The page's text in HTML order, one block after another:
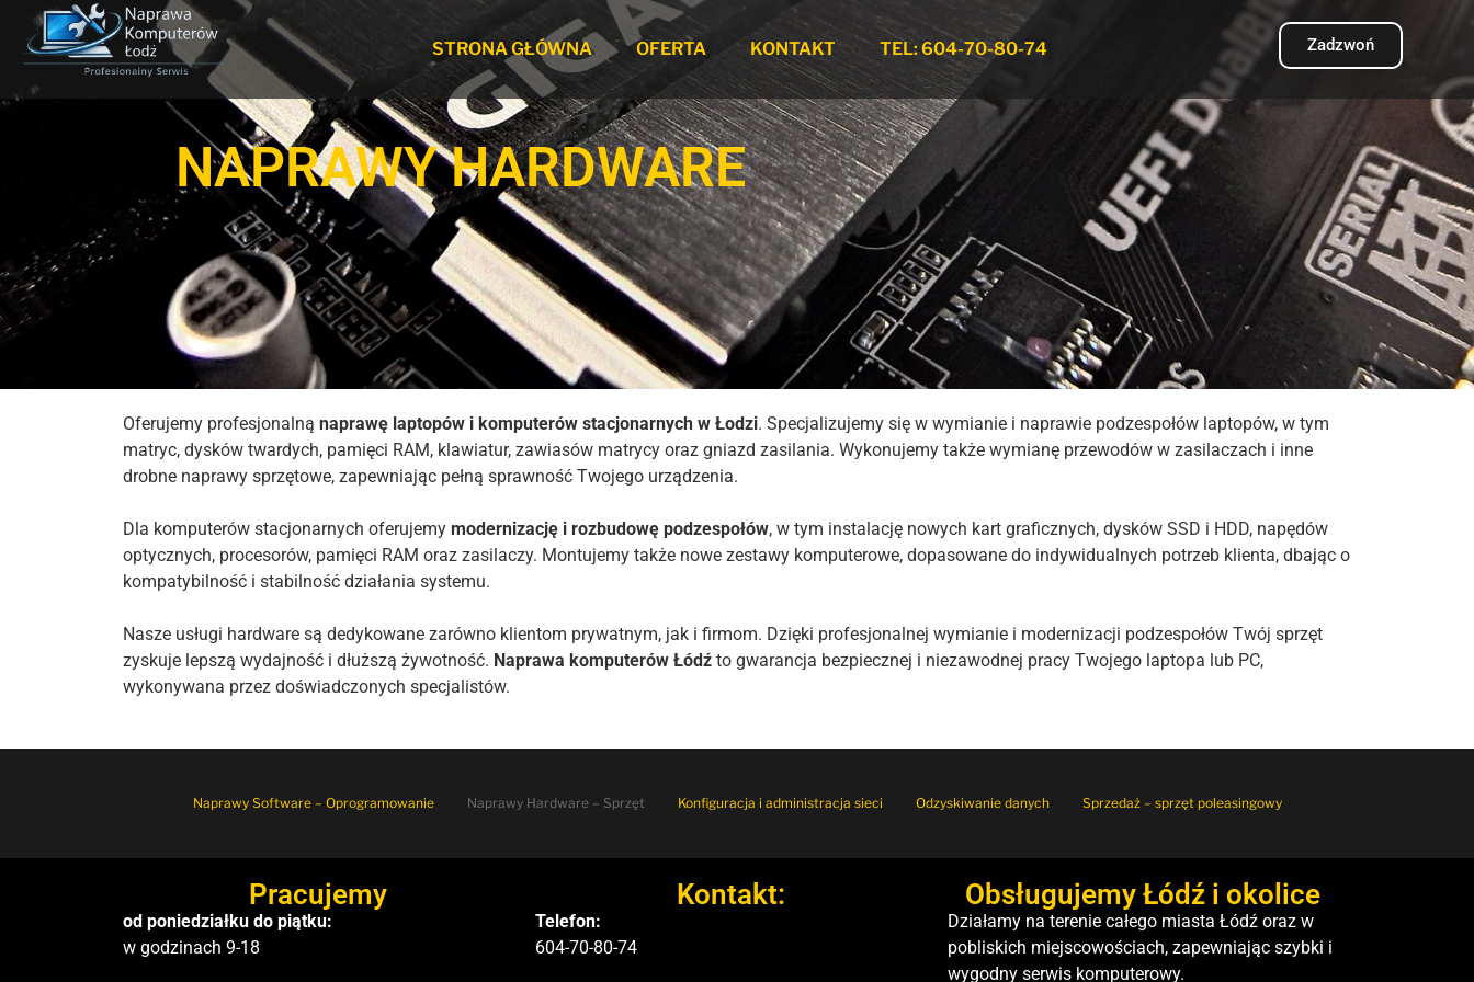
STRONA GŁÓWNA OFERTA KONTAKT TEL: 604-70-80-74 Zadzwoń
NAPRAWY HARDWARE
Oferujemy profesjonalną naprawę laptopów i komputerów stacjonarnych w Łodzi. Specjalizujemy się w wymianie i naprawie podzespołów laptopów, w tym
matryc, dysków twardych, pamięci RAM, klawiatur, zawiasów matrycy oraz gniazd zasilania. Wykonujemy także wymianę przewodów w zasilaczach i inne
drobne naprawy sprzętowe, zapewniając pełną sprawność Twojego urządzenia.
Dla komputerów stacjonarnych oferujemy modernizację i rozbudowę podzespołów, w tym instalację nowych kart graficznych, dysków SSD i HDD, napędów
optycznych, procesorów, pamięci RAM oraz zasilaczy. Montujemy także nowe zestawy komputerowe, dopasowane do indywidualnych potrzeb klienta, dbając o
kompatybilność i stabilność działania systemu.
Nasze usługi hardware są dedykowane zarówno klientom prywatnym, jak i firmom. Dzięki profesjonalnej wymianie i modernizacji podzespołów Twój sprzęt
zyskuje lepszą wydajność i dłuższą żywotność. Naprawa komputerów Łódź to gwarancja bezpiecznej i niezawodnej pracy Twojego laptopa lub PC,
wykonywana przez doświadczonych specjalistów.
Naprawy Software – Oprogramowanie Naprawy Hardware – Sprzęt Konfiguracja i administracja sieci Odzyskiwanie danych Sprzedaż – sprzęt poleasingowy
Pracujemy
od poniedziałku do piątku:
w godzinach 9-18
Kontakt:
Telefon:
604-70-80-74
Obsługujemy Łódź i okolice
Działamy na terenie całego miasta Łódź oraz w
pobliskich miejscowościach, zapewniając szybki i
wygodny serwis komputerowy.